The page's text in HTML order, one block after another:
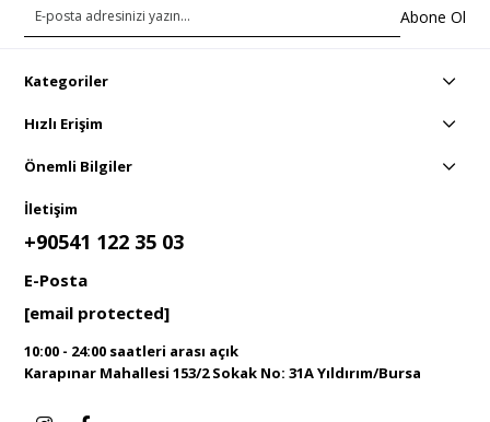
Abone Ol
Kategoriler
Hızlı Erişim
Önemli Bilgiler
İletişim
+90541 122 35 03
E-Posta
[email protected]
10:00 - 24:00 saatleri arası açık
Karapınar Mahallesi 153/2 Sokak No: 31A Yıldırım/Bursa